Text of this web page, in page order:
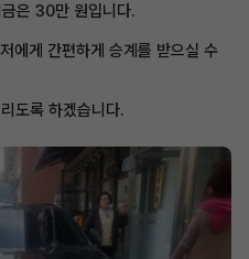
은 30만 원입니다.
에게 간편하게 승계를 받으실 수
도록 하겠습니다.